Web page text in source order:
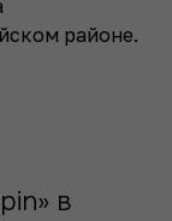
районе.
в